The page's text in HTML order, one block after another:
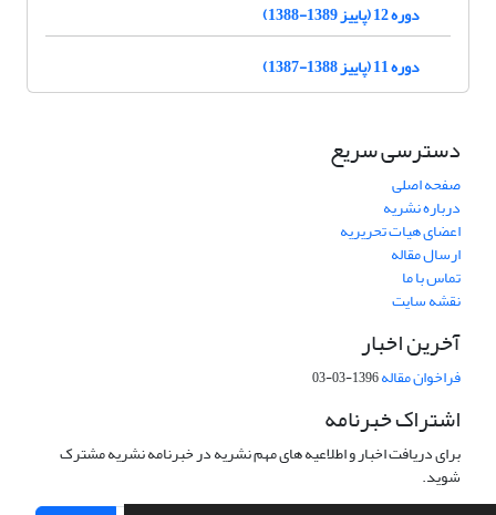
دوره 12 (پاییز 1389-1388)
دوره 11 (پاییز 1388-1387)
دسترسی سریع
صفحه اصلی
درباره نشریه
اعضای هیات تحریریه
ارسال مقاله
تماس با ما
نقشه سایت
آخرین اخبار
فراخوان مقاله1396-03-03
اشتراک خبرنامه
برای دریافت اخبار و اطلاعیه های مهم نشریه در خبرنامه نشریه مشترک
شوید.